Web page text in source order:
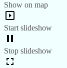
Show on map
Start slideshow
Stop slideshow